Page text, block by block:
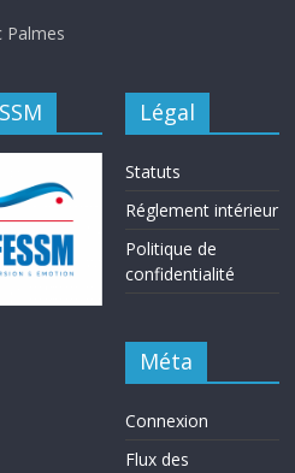
Palmes
Légal
Statuts
Réglement intérieur
Politique de
confidentialité
Méta
Connexion
Flux des